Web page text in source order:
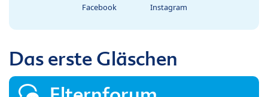
Facebook Instagram
Das erste Gläschen